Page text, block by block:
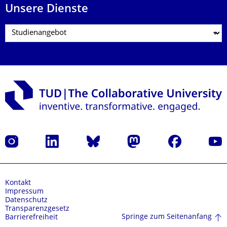
Unsere Dienste
Instagram LinkedIn Bluesky Mastodon Facebook
Kontakt
Impressum
Datenschutz
Transparenzgesetz
Barrierefreiheit
Springe zum Seitenanfang